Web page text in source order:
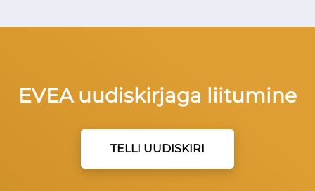
EVEA uudiskirjaga liitumine
TELLI UUDISKIRI